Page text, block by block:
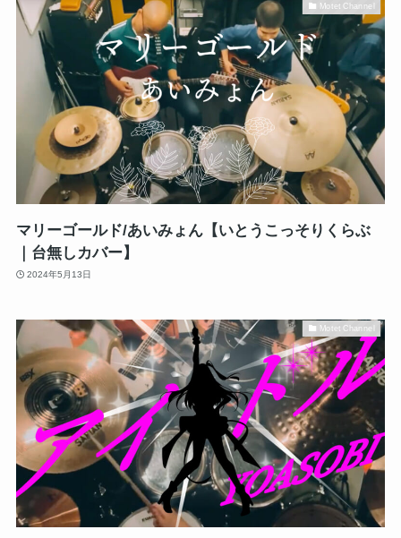
Motet Channel
マリーゴールド/あいみょん【いとうこっそりくらぶ
｜台無しカバー】
2024年5月13日
Motet Channel